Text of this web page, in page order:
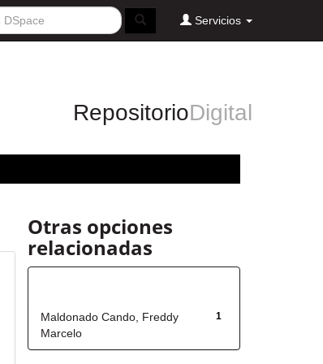
Servicios
RepositorioDigital
Otras opciones
relacionadas
1
Maldonado Cando, Freddy
Marcelo